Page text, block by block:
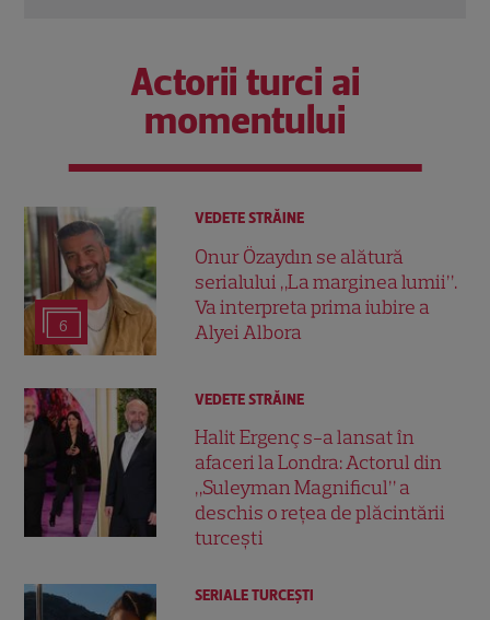
Actorii turci ai
momentului
6
VEDETE STRĂINE
Onur Özaydın se alătură
serialului „La marginea lumii”.
Va interpreta prima iubire a
Alyei Albora
VEDETE STRĂINE
Halit Ergenç s-a lansat în
afaceri la Londra: Actorul din
„Suleyman Magnificul” a
deschis o rețea de plăcintării
turcești
SERIALE TURCEŞTI